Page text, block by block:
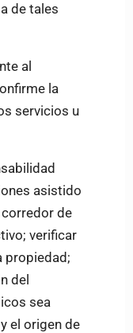
de tales
al
la
servicios u
asistido
de
verificar
propiedad;
del
sea
el origen de